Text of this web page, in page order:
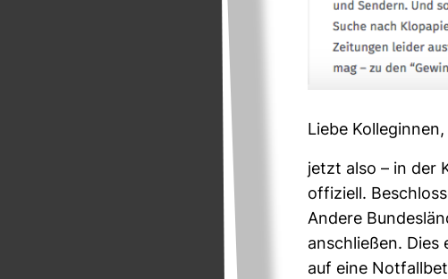
Liebe
jetzt also – in der
offi­ziell.
Andere
anschließen. Dies
auf eine